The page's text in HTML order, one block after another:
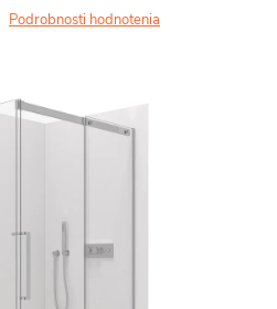
Podrobnosti hodnotenia